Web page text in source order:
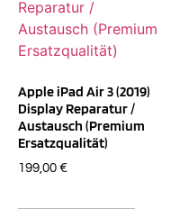
Apple iPad Air 3 (2019)
Display Reparatur /
Austausch (Premium
Ersatzqualität)
199,00 €